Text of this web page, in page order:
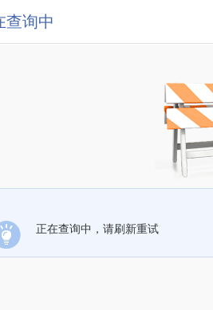
查询中
正在查询中，请刷新重试